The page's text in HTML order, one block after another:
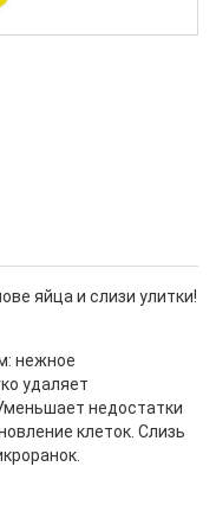
яйца и слизи улитки!
нежное
удаляет
недостатки
клеток. Слизь